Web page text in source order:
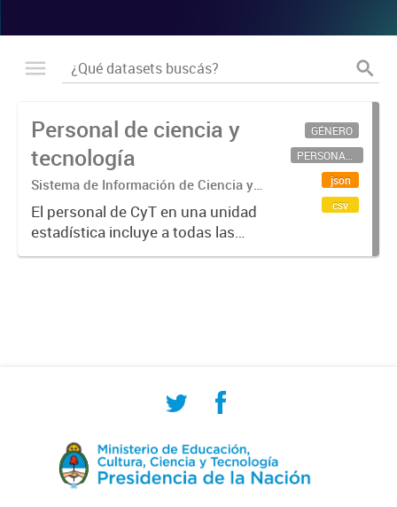
Personal de ciencia y
tecnología
Sistema de Información de Ciencia y
Tecnología Argentino (SICYTAR)
El personal de CyT en una unidad
estadística incluye a todas las
personas involucradas
GÉNERO
PERSONAL CIENTÍFICO-TECNOLÓGICO
json
csv